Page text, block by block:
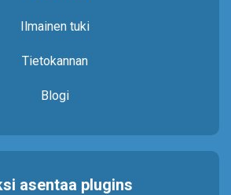
Ilmainen tuki
Tietokannan
Blogi
asentaa plugins